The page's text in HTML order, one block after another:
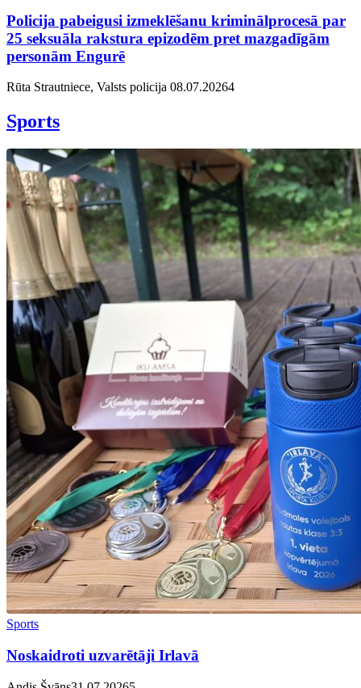
Policija pabeigusi izmeklēšanu kriminālprocesā par
25 seksuāla rakstura epizodēm pret mazgadīgām
personām Engurē
Rūta Strautniece, Valsts policija 08.07.20264
Sports
Sports
Noskaidroti uzvarētāji Irlavā